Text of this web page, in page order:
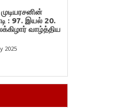
: 97. இயல் 20.
வாழ்த்திய
2025